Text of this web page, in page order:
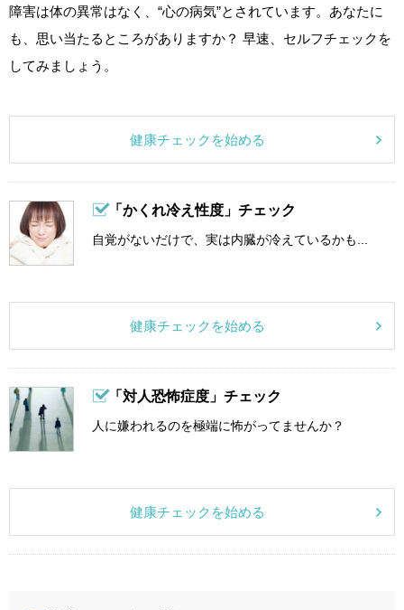
障害は体の異常はなく、“心の病気”とされています。あなたに
も、思い当たるところがありますか？ 早速、セルフチェックを
してみましょう。
健康チェックを始める
「かくれ冷え性度」チェック
自覚がないだけで、実は内臓が冷えているかも...
健康チェックを始める
「対人恐怖症度」チェック
人に嫌われるのを極端に怖がってませんか？
健康チェックを始める